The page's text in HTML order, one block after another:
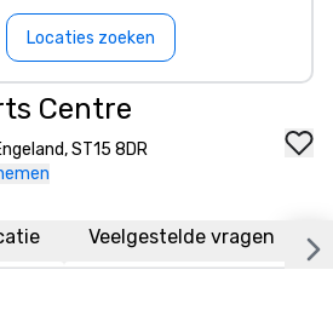
Locaties zoeken
Centre
ST15 8DR
Veelgestelde vragen